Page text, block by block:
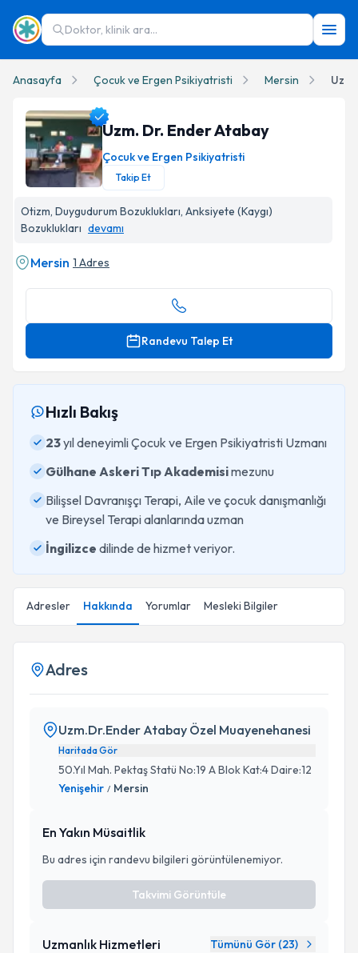
Doktor, klinik ara...
Anasayfa Çocuk ve Ergen Psikiyatristi Mersin
Uzm. Dr. Ender Atabay
Çocuk ve Ergen Psikiyatristi
Takip Et
Otizm, Duygudurum Bozuklukları, Anksiyete (Kaygı)
Bozuklukları devamı
Mersin 1 Adres
Randevu Talep Et
Hızlı Bakış
23yıl deneyimli Çocuk ve Ergen Psikiyatristi Uzmanı
Gülhane Askeri Tıp Akademisimezunu
Bilişsel Davranışçı Terapi, Aile ve çocuk danışmanlığı
ve Bireysel Terapi alanlarında uzman
İngilizce dilinde de hizmet veriyor.
Adresler Hakkında Yorumlar Mesleki Bilgiler
Adres
Uzm.Dr.Ender Atabay Özel Muayenehanesi
Haritada Gör
50.Yıl Mah. Pektaş Statü No:19 A Blok Kat:4 Daire:12
Yenişehir / Mersin
En Yakın Müsaitlik
Bu adres için randevu bilgileri görüntülenemiyor.
Takvimi Görüntüle
Uzmanlık Hizmetleri Tümünü Gör (23)